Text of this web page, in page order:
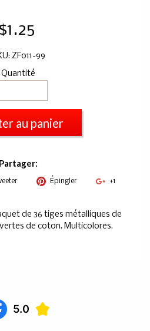
$1.25
ZF011-99
Quantité
au panier
Partager:
Épingler +1
de 36 tiges métalliques de
de coton. Multicolores.